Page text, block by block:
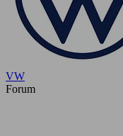
VW
Forum